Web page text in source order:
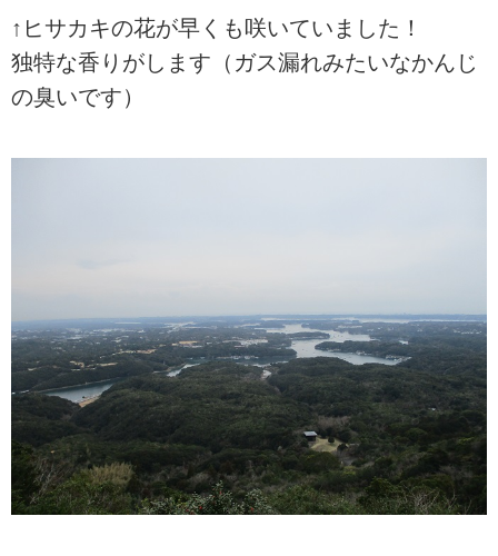
↑ヒサカキの花が早くも咲いていました！
独特な香りがします（ガス漏れみたいなかんじ
の臭いです）